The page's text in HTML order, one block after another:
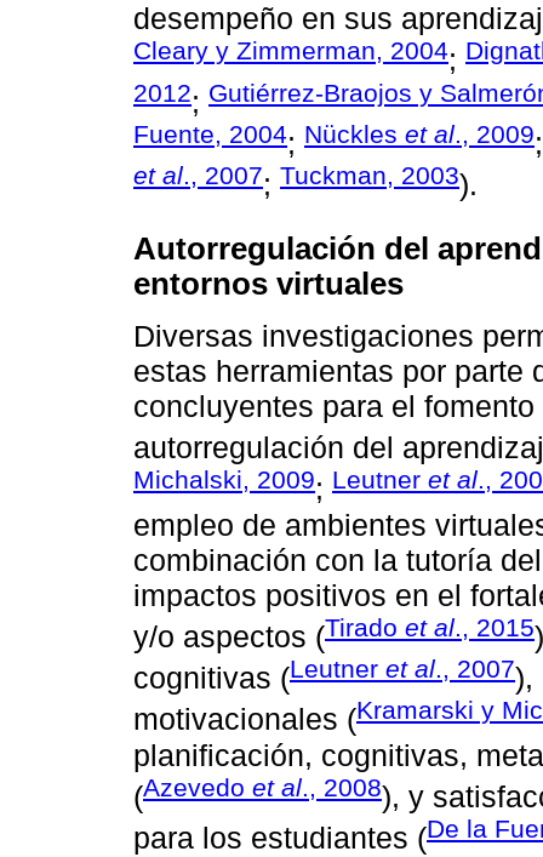
desempeño en sus
Cleary y Zimmerman, 2004;
2012; Gutiérrez-Braojos y
Fuente, 2004; Nückles et al., 2009
et al., 2007; Tuckman, 2003).
Autorregulación del
entornos virtuales
Diversas investigaciones
estas herramientas por parte
concluyentes para el
autorregulación del
Michalski, 2009; Leutner et al.,
empleo de ambientes
combinación con la tutoría
impactos positivos en el
y/o aspectos (Tirado et al., 2015
cognitivas (Leutner et al., 2007),
motivacionales (Kramarski y
planificación, cognitivas,
(Azevedo et al., 2008), y
para los estudiantes (De la